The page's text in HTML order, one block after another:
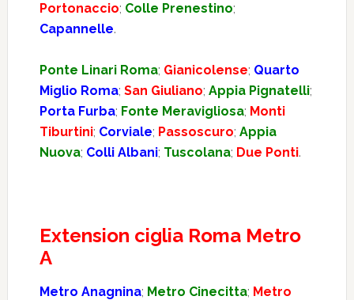
Portonaccio; Colle Prenestino;
Capannelle.
Ponte Linari Roma; Gianicolense; Quarto
Miglio Roma; San Giuliano; Appia Pignatelli;
Porta Furba; Fonte Meravigliosa; Monti
Tiburtini; Corviale; Passoscuro; Appia
Nuova; Colli Albani; Tuscolana; Due Ponti.
Extension ciglia Roma Metro
A
Metro Anagnina; Metro Cinecitta; Metro